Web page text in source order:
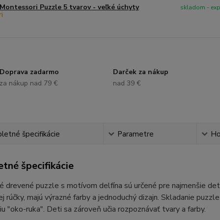
Puzzle 5 tvarov - veľké úchyty skladom -
zadarmo
nákup nad 79 €
Darček za nákup
nad 39 €
špecifikácie Parametre
špecifikácie
drevené puzzle s motívom delfína sú určené pre najmenšie
rúčky, majú výrazné farby a jednoduchý dizajn. Skladanie
"oko-ruka". Deti sa zároveň učia rozpoznávať tvary a farby.